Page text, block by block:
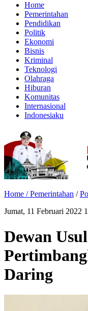
Home
Pemerintahan
Pendidikan
Politik
Ekonomi
Bisnis
Kriminal
Teknologi
Olahraga
Hiburan
Komunitas
Internasional
Indonesiaku
Home /Pemerintahan /
Jumat, 11 Februari 2022
Dewan
Daring